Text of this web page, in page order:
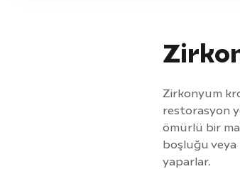
Zirkonyum
restorasyon
ömürlü bir
boşluğu veya
yaparlar.